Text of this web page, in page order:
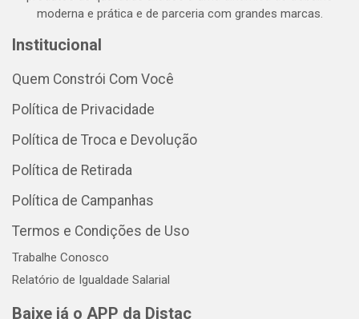
moderna e prática e de parceria com grandes marcas.
Institucional
Quem Constrói Com Você
Política de Privacidade
Política de Troca e Devolução
Política de Retirada
Política de Campanhas
Termos e Condições de Uso
Trabalhe Conosco
Relatório de Igualdade Salarial
Baixe já o APP da Distac